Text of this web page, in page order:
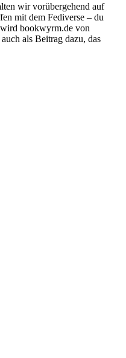
wir vorübergehend auf
mit dem Fediverse – du
wird bookwyrm.de von
als Beitrag dazu, das